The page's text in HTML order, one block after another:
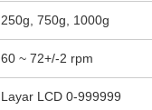
250g, 750g, 1000g
60 ~ 72+/-2 rpm
Layar LCD 0-999999